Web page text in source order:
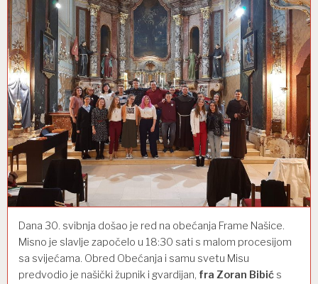
Dana 30. svibnja došao je red na obećanja Frame Našice.
Misno je slavlje započelo u 18:30 sati s malom procesijom
sa svijećama. Obred Obećanja i samu svetu Misu
predvodio je našički župnik i gvardijan, fra Zoran Bibić s